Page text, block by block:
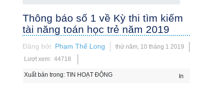
Thông báo số 1 về Kỳ thi tìm kiếm
tài năng toán học trẻ năm 2019
Đăng bởi Phạm Thế Long
thứ năm, 10 tháng 1 2019
Lượt xem: 44718
Xuất bản trong: TIN HOẠT ĐỘNG In